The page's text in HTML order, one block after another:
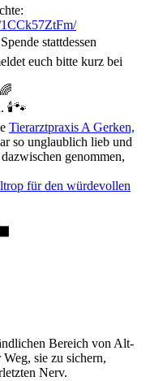
stattdessen
euch bitte kurz bei
🕯️🐾
Tierarztpraxis A Gerken,
so unglaublich lieb und
genommen,
für den würdevollen
Bereich von Alt-
sie zu sichern,
Nerv.